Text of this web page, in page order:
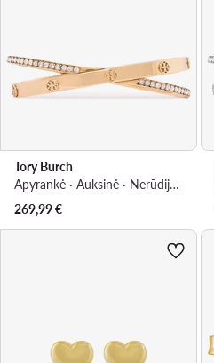
Tory Burch
Apyrankė · Auksinė · Nerūdijantis plienas
269,99€